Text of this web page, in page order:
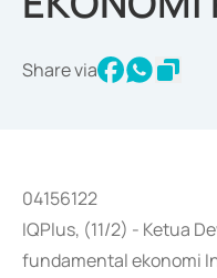
Share via
04156122
IQPlus, (11/2) - Ketua
fundamental ekonomi